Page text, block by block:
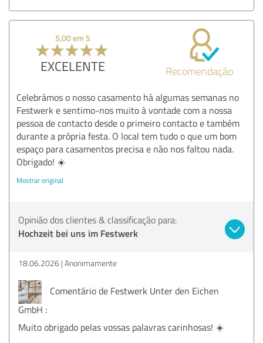
5,00 em 5
EXCELENTE Recomendação
Celebrámos o nosso casamento há algumas semanas no
Festwerk e sentimo-nos muito à vontade com a nossa
pessoa de contacto desde o primeiro contacto e também
durante a própria festa. O local tem tudo o que um bom
espaço para casamentos precisa e não nos faltou nada.
Obrigado! ☀️
Mostrar original
Opinião dos clientes & classificação para:
Hochzeit bei uns im Festwerk
18.06.2026 Anonimamente
Comentário de Festwerk Unter den Eichen
GmbH :
Muito obrigado pelas vossas palavras carinhosas! ☀️